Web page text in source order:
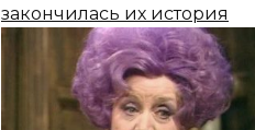
закончилась их история